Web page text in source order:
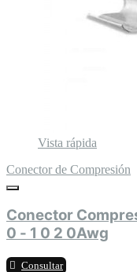
Vista rápida
Conector de Compresión
Conector
0 - 1 0 2 0Awg
Consultar